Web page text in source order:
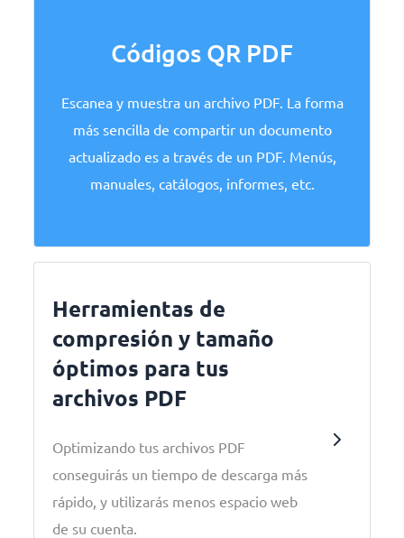
Códigos QR PDF
Escanea y muestra un archivo PDF. La forma
más sencilla de compartir un documento
actualizado es a través de un PDF. Menús,
manuales, catálogos, informes, etc.
Herramientas de
compresión y tamaño
óptimos para tus
archivos PDF
Optimizando tus archivos PDF
conseguirás un tiempo de descarga más
rápido, y utilizarás menos espacio web
de su cuenta.